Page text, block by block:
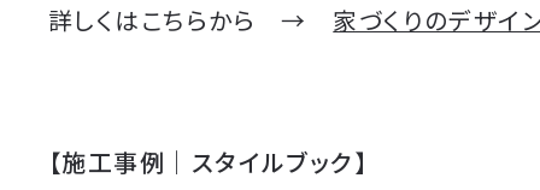
詳しくはこちらから → 家づくりのデザイ
【施工事例｜スタイルブック】